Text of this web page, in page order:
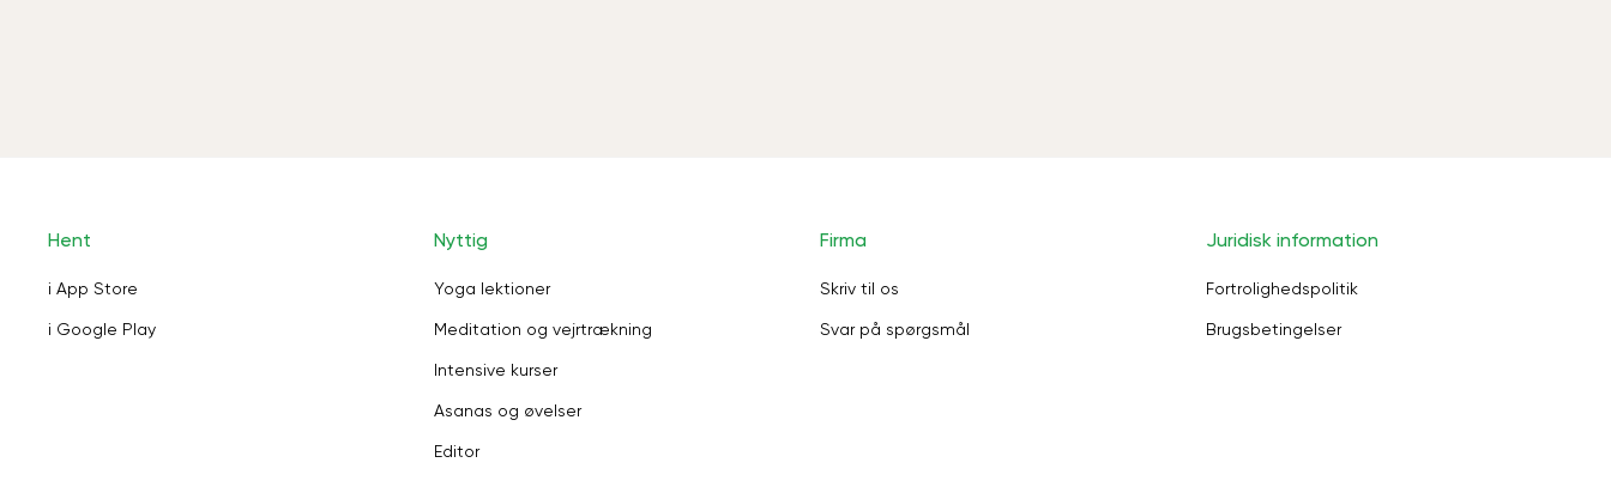
Hent
i App Store
i Google Play
Nyttig
Yoga lektioner
Meditation og vejrtrækning
Intensive kurser
Asanas og øvelser
Editor
Firma
Skriv til os
Svar på spørgsmål
Juridisk information
Fortrolighedspolitik
Brugsbetingelser